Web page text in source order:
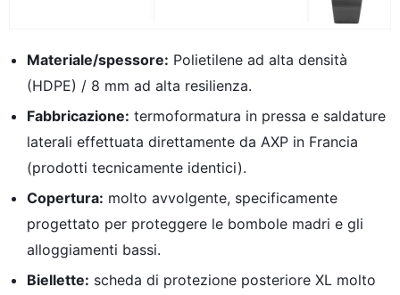
Materiale/spessore: Polietilene ad alta densità
(HDPE) / 8 mm ad alta resilienza.
Fabbricazione: termoformatura in pressa e saldature
laterali effettuata direttamente da AXP in Francia
(prodotti tecnicamente identici).
Copertura: molto avvolgente, specificamente
progettato per proteggere le bombole madri e gli
alloggiamenti bassi.
Biellette: scheda di protezione posteriore XL molto
Cercare: